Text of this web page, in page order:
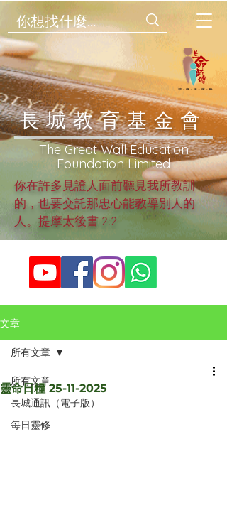
​長城教育基金會
​The Great Wall Education
Foundation Limited
你在許多見證人面前聽見我所教訓
的，也要交託那忠心能教導別人的
人。提摩太後書 2:2
文章
所有文章
長城通訊（電子版）
每日靈修
所有文章
靈命日糧 25-11-2025